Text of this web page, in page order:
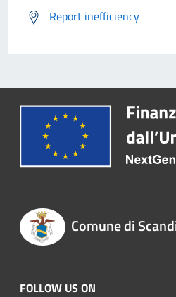
Report inefficiency
Comune di
FOLLOW US ON